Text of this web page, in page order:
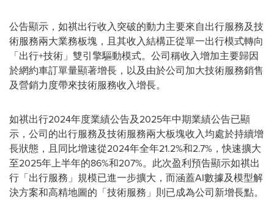
公告顯示，如祺出行收入突破的動力主要來自出行服務及技
術服務兩大業務板塊，且其收入結構正從單一出行模式轉向
「出行+技術」雙引擎驅動模式。公司稱收入增加主要歸因
於網約車訂單量顯著增長，以及由於公司加大技術服務銷售
及營銷力度帶來技術服務收入增長。
如祺出行2024年度業績公告及2025年中期業績公告已顯
示，公司的出行服務及技術服務兩大板塊收入均處於持續增
長狀態，且同比增速從2024年全年21.2%和2.7%，快速擴大
至2025年上半年的86%和207%。此次盈利預告顯示如祺出
行「出行服務」規模已進一步擴大，而涵蓋AI數據及模型解
決方案和高精地圖的「技術服務」則已成為公司新增長點。